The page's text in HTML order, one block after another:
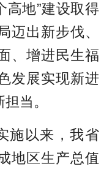
高地”建设取得
迈出新步伐、
、增进民生福
发展实现新进
当。
施以来，我省
地区生产总值